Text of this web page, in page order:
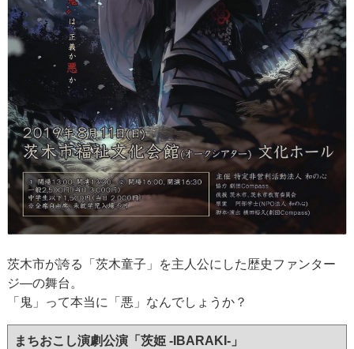
茨木市が誇る「茨木童子」を主人公にした歴史ファンター
ジ―の舞台。
「鬼」って本当に「悪」なんでしょうか？
まちおこし演劇公演「茨姫 -IBARAKI-」